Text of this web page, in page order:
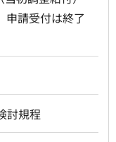
申請受付は終了
討規程